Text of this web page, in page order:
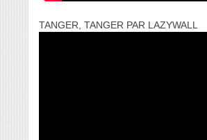
TANGER, TANGER PAR LAZYWALL